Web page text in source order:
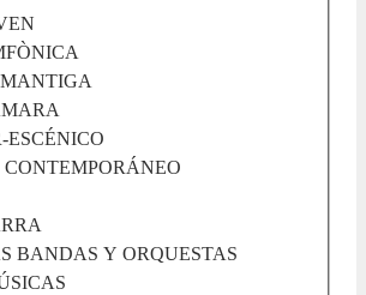
BANDAS Y ORQUESTAS